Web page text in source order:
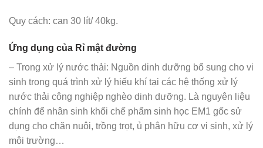
Quy cách: can 30 lít/ 40kg.
Ứng dụng của Rỉ mật đường
– Trong xử lý nước thải: Nguồn dinh dưỡng bổ sung cho vi
sinh trong quá trình xử lý hiếu khí tại các hệ thống xử lý
nước thải công nghiệp nghèo dinh dưỡng. Là nguyên liệu
chính để nhân sinh khối chế phẩm sinh học EM1 gốc sử
dụng cho chăn nuôi, trồng trọt, ủ phân hữu cơ vi sinh, xử lý
môi trường…